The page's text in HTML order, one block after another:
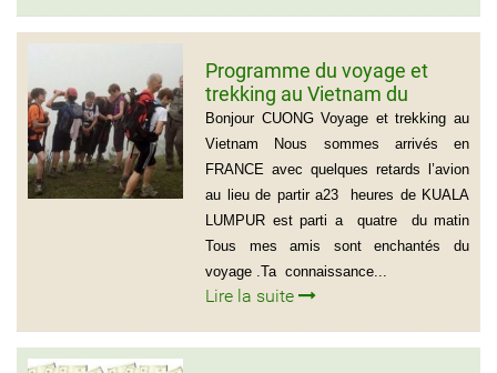
Programme du voyage et
trekking au Vietnam du
groupe d’amis de Mr Louis
COURTESOLLE (14
personnes)
Bonjour CUONG Voyage et trekking au
Vietnam Nous sommes arrivés en
FRANCE avec quelques retards l’avion
au lieu de partir a23 heures de KUALA
LUMPUR est parti a quatre du matin
Tous mes amis sont enchantés du
voyage .Ta connaissance...
Lire la suite